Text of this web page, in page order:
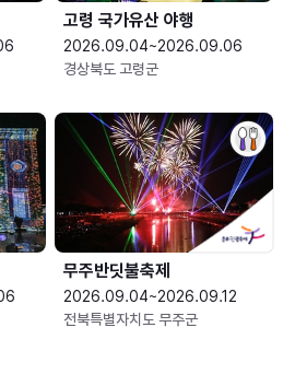
고령 국가유산 야행
2026.09.04~2026.09.06
경상북도 고령군
무주반딧불축제
2026.09.04~2026.09.12
전북특별자치도 무주군